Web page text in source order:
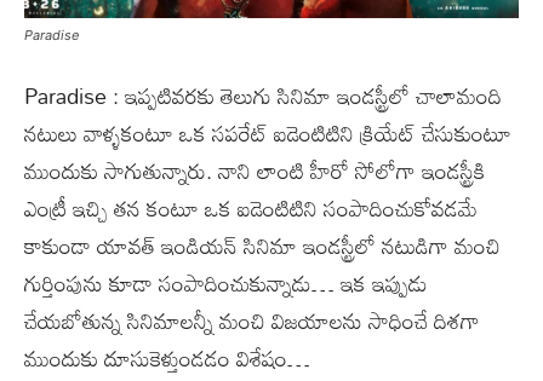
Paradise
Paradise : ఇప్పటివరకు తెలుగు సినిమా ఇండస్ట్రీలో చాలామంది
నటులు వాళ్ళకంటూ ఒక సపరేట్ ఐడెంటిటిని క్రియేట్ చేసుకుంటూ
ముందుకు సాగుతున్నారు. నాని లాంటి హీరో సోలోగా ఇండస్ట్రీకి
ఎంట్రీ ఇచ్చి తన కంటూ ఒక ఐడెంటిటిని సంపాదించుకోవడమే
కాకుండా యావత్ ఇండియన్ సినిమా ఇండస్ట్రీలో నటుడిగా మంచి
గుర్తింపును కూడా సంపాదించుకున్నాడు… ఇక ఇప్పుడు
చేయబోతున్న సినిమాలన్నీ మంచి విజయాలను సాధించే దిశగా
ముందుకు దూసుకెళ్తుండడం విశేషం…